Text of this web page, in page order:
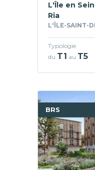
L'Île en
Ria
L'ÎLE-SAINT-
Typologie
du T1 au T5
BRS